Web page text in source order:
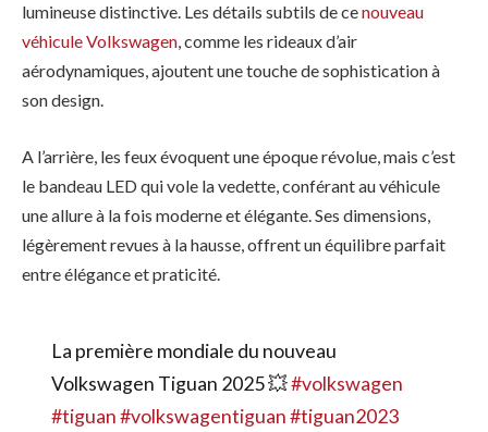
lumineuse distinctive. Les détails subtils de cenouveau
véhicule Volkswagen, comme les rideaux d’air
aérodynamiques, ajoutent une touche de sophistication à
son design.
A l’arrière, les feux évoquent une époque révolue, mais c’est
le bandeau LED qui vole la vedette, conférant au véhicule
une allure à la fois moderne et élégante. Ses dimensions,
légèrement revues à la hausse, offrent un équilibre parfait
entre élégance et praticité.
La première mondiale du nouveau
Volkswagen Tiguan 2025 💥#volkswagen
#tiguan#volkswagentiguan#tiguan2023